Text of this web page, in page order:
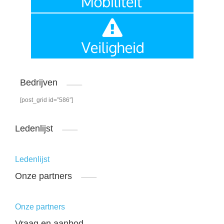
Bedrijven
[post_grid id=”586″]
Ledenlijst
Ledenlijst
Onze partners
Onze partners